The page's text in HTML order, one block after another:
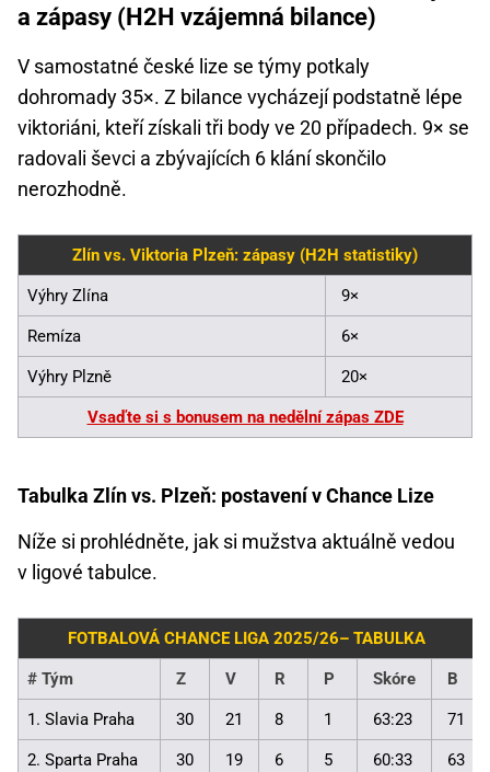
a zápasy (H2H vzájemná bilance)
V samostatné české lize se týmy potkaly
dohromady 35×. Z bilance vycházejí podstatně lépe
viktoriáni, kteří získali tři body ve 20 případech. 9× se
radovali ševci a zbývajících 6 klání skončilo
nerozhodně.
Zlín vs. Viktoria Plzeň: zápasy (H2H statistiky)
Výhry Zlína 9×
Remíza 6×
Výhry Plzně 20×
Vsaďte si s bonusem na nedělní zápas ZDE
Tabulka Zlín vs. Plzeň: postavení v Chance Lize
Níže si prohlédněte, jak si mužstva aktuálně vedou
v ligové tabulce.
FOTBALOVÁ CHANCE LIGA 2025/26– TABULKA
# Tým Z V R P Skóre B
1. Slavia Praha 30 21 8 1 63:23 71
2. Sparta Praha 30 19 6 5 60:33 63